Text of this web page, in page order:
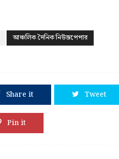
আঞ্চলিক দৈনিক নিউজপেপার
Share it Tweet
Pin it